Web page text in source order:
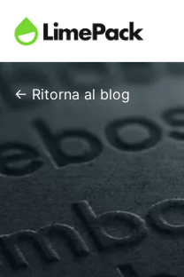
← Ritorna al blog